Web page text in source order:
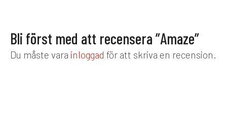
Bli först med att recensera ”Amaze”
Du måste vara inloggad för att skriva en recension.